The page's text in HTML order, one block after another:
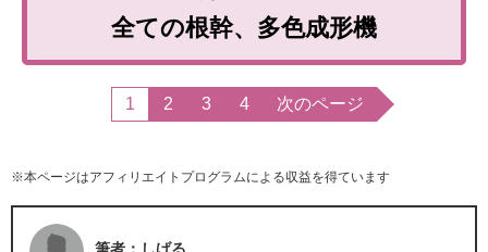
全ての根幹、多色成形機
1 2 3 4 次のページ
※本ページはアフィリエイトプログラムによる収益を得ています